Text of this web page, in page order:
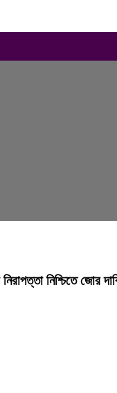
নিশ্চিতে জোর